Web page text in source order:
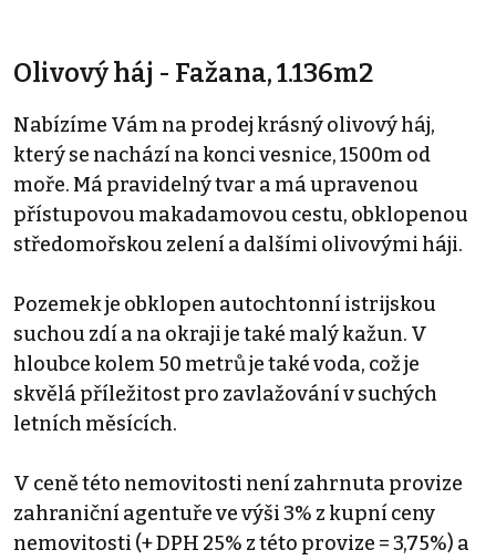
Olivový háj - Fažana, 1.136m2
Nabízíme Vám na prodej krásný olivový háj,
který se nachází na konci vesnice, 1500m od
moře. Má pravidelný tvar a má upravenou
přístupovou makadamovou cestu, obklopenou
středomořskou zelení a dalšími olivovými háji.
Pozemek je obklopen autochtonní istrijskou
suchou zdí a na okraji je také malý kažun. V
hloubce kolem 50 metrů je také voda, což je
skvělá příležitost pro zavlažování v suchých
letních měsících.
V ceně této nemovitosti není zahrnuta provize
zahraniční agentuře ve výši 3% z kupní ceny
nemovitosti (+ DPH 25% z této provize = 3,75%) a